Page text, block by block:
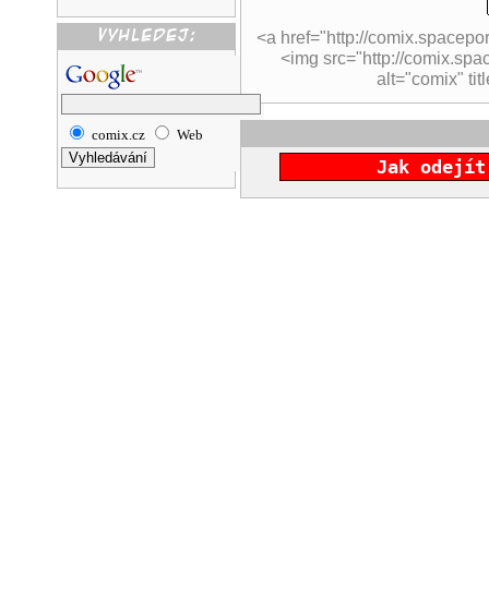
comix.cz Web
<a href="http://
<img src="http://
alt="comix"
Jak odejít